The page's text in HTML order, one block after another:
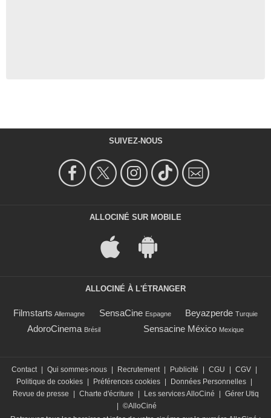
SUIVEZ-NOUS
ALLOCINÉ SUR MOBILE
ALLOCINÉ À L'ÉTRANGER
Filmstarts Allemagne SensaCine Espagne Beyazperde Turquie
AdoroCinema Brésil Sensacine México Mexique
Contact | Qui sommes-nous | Recrutement | Publicité | CGU | CGV |
Politique de cookies | Préférences cookies | Données Personnelles |
Revue de presse
| Charte d'écriture | Les services AlloCiné | Gérer Utiq
| ©AlloCiné